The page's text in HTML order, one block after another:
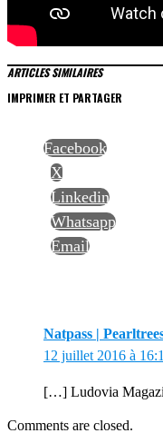
ARTICLES SIMILAIRES
IMPRIMER ET PARTAGER
Facebook
X
Linkedin
Whatsapp
Email
Natpass |
12 juillet 2016 à
[…] Ludovia
Comments are closed.